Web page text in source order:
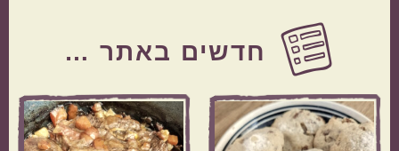
Before
Footer
חדשים באתר …